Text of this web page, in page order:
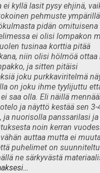
kyllä lasit pysy ehjinä,
pehmuste
pidän omituisena
ei olisi lompakon
tusinaa korttia pitää
niin olisi hölmöä ottaa
ja sitten pitäisi
joku purkkaviritelmä
on joku ihme tyylijuttu
saa olla. Eli näillä
ja näyttö kestää sen 3-
ja nuorisolla panssarilasi
noin kerran
auttaa mutta ei
puhelimet on suunniteltu
ne särkyvästä